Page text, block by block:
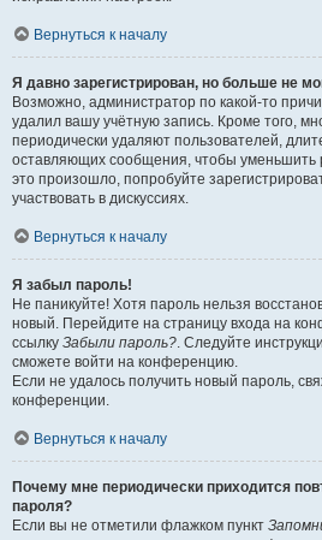
Вернуться к началу
Я давно зарегистрирован, но больше не
Возможно, администратор по какой-то
удалил вашу учётную запись. Кроме того,
периодически удаляют пользователей,
оставляющих сообщения, чтобы уменьшить
это произошло, попробуйте
участвовать в дискуссиях.
Вернуться к началу
Я забыл пароль!
Не паникуйте! Хотя пароль нельзя
новый. Перейдите на страницу входа на
ссылку Забыли пароль?. Следуйте
сможете войти на конференцию.
Если не удалось получить новый пароль,
конференции.
Вернуться к началу
Почему мне периодически приходится
пароля?
Если вы не отметили флажком пункт